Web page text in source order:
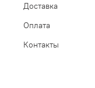
Доставка
Оплата
Контакты